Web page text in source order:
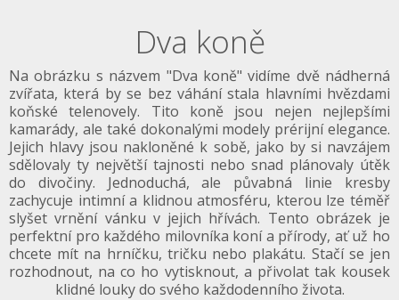
Dva koně
Na obrázku s názvem "Dva koně" vidíme dvě nádherná
zvířata, která by se bez váhání stala hlavními hvězdami
koňské telenovely. Tito koně jsou nejen nejlepšími
kamarády, ale také dokonalými modely prérijní elegance.
Jejich hlavy jsou nakloněné k sobě, jako by si navzájem
sdělovaly ty největší tajnosti nebo snad plánovaly útěk
do divočiny. Jednoduchá, ale půvabná linie kresby
zachycuje intimní a klidnou atmosféru, kterou lze téměř
slyšet vrnění vánku v jejich hřívách. Tento obrázek je
perfektní pro každého milovníka koní a přírody, ať už ho
chcete mít na hrníčku, tričku nebo plakátu. Stačí se jen
rozhodnout, na co ho vytisknout, a přivolat tak kousek
klidné louky do svého každodenního života.